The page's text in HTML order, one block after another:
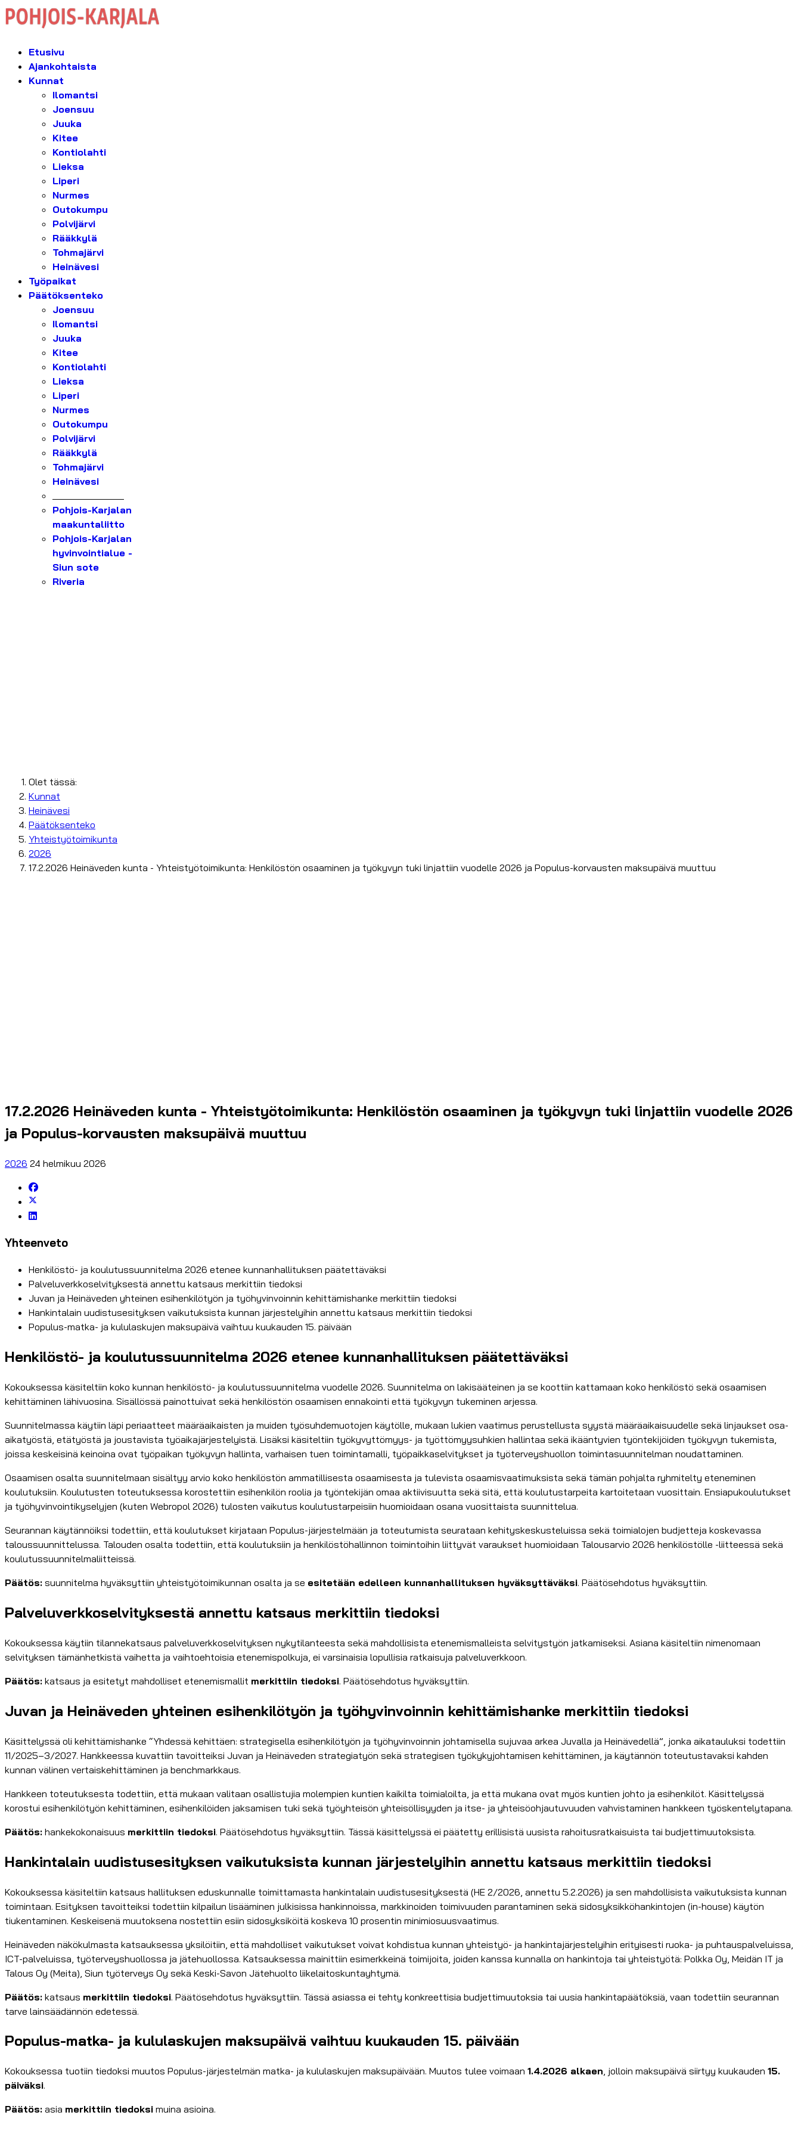
Etusivu
Ajankohtaista
Kunnat
Ilomantsi
Joensuu
Juuka
Kitee
Kontiolahti
Lieksa
Liperi
Nurmes
Outokumpu
Polvijärvi
Rääkkylä
Tohmajärvi
Heinävesi
Työpaikat
Päätöksenteko
Joensuu
Ilomantsi
Juuka
Kitee
Kontiolahti
Lieksa
Liperi
Nurmes
Outokumpu
Polvijärvi
Rääkkylä
Tohmajärvi
Heinävesi
Pohjois-Karjalan
maakuntaliitto
Pohjois-Karjalan
hyvinvointialue -
Siun sote
Riveria
Olet tässä:
Kunnat
Heinävesi
Päätöksenteko
Yhteistyötoimikunta
2026
17.2.2026 Heinäveden kunta - Yhteistyötoimikunta: Henkilöstön osaaminen ja työkyvyn tuki linjattiin vuodelle 2026 ja Populus-korvausten maksupäivä muuttuu
17.2.2026 Heinäveden kunta - Yhteistyötoimikunta: Henkilöstön osaaminen ja työkyvyn tuki linjattiin vuodelle 2026
ja Populus-korvausten maksupäivä muuttuu
2026 24 helmikuu 2026
Yhteenveto
Henkilöstö- ja koulutussuunnitelma 2026 etenee kunnanhallituksen päätettäväksi
Palveluverkkoselvityksestä annettu katsaus merkittiin tiedoksi
Juvan ja Heinäveden yhteinen esihenkilötyön ja työhyvinvoinnin kehittämishanke merkittiin tiedoksi
Hankintalain uudistusesityksen vaikutuksista kunnan järjestelyihin annettu katsaus merkittiin tiedoksi
Populus-matka- ja kululaskujen maksupäivä vaihtuu kuukauden 15. päivään
Henkilöstö- ja koulutussuunnitelma 2026 etenee kunnanhallituksen päätettäväksi
Kokouksessa käsiteltiin koko kunnan henkilöstö- ja koulutussuunnitelma vuodelle 2026. Suunnitelma on lakisääteinen ja se koottiin kattamaan koko henkilöstö sekä osaamisen
kehittäminen lähivuosina. Sisällössä painottuivat sekä henkilöstön osaamisen ennakointi että työkyvyn tukeminen arjessa.
Suunnitelmassa käytiin läpi periaatteet määräaikaisten ja muiden työsuhdemuotojen käytölle, mukaan lukien vaatimus perustellusta syystä määräaikaisuudelle sekä linjaukset osa-
aikatyöstä, etätyöstä ja joustavista työaikajärjestelyistä. Lisäksi käsiteltiin työkyvyttömyys- ja työttömyysuhkien hallintaa sekä ikääntyvien työntekijöiden työkyvyn tukemista,
joissa keskeisinä keinoina ovat työpaikan työkyvyn hallinta, varhaisen tuen toimintamalli, työpaikkaselvitykset ja työterveyshuollon toimintasuunnitelman noudattaminen.
Osaamisen osalta suunnitelmaan sisältyy arvio koko henkilöstön ammatillisesta osaamisesta ja tulevista osaamisvaatimuksista sekä tämän pohjalta ryhmitelty eteneminen
koulutuksiin. Koulutusten toteutuksessa korostettiin esihenkilön roolia ja työntekijän omaa aktiivisuutta sekä sitä, että koulutustarpeita kartoitetaan vuosittain. Ensiapukoulutukset
ja työhyvinvointikyselyjen (kuten Webropol 2026) tulosten vaikutus koulutustarpeisiin huomioidaan osana vuosittaista suunnittelua.
Seurannan käytännöiksi todettiin, että koulutukset kirjataan Populus-järjestelmään ja toteutumista seurataan kehityskeskusteluissa sekä toimialojen budjetteja koskevassa
taloussuunnittelussa. Talouden osalta todettiin, että koulutuksiin ja henkilöstöhallinnon toimintoihin liittyvät varaukset huomioidaan Talousarvio 2026 henkilöstölle -liitteessä sekä
koulutussuunnitelmaliitteissä.
Päätös: suunnitelma hyväksyttiin yhteistyötoimikunnan osalta ja se esitetään edelleen kunnanhallituksen hyväksyttäväksi. Päätösehdotus hyväksyttiin.
Palveluverkkoselvityksestä annettu katsaus merkittiin tiedoksi
Kokouksessa käytiin tilannekatsaus palveluverkkoselvityksen nykytilanteesta sekä mahdollisista etenemismalleista selvitystyön jatkamiseksi. Asiana käsiteltiin nimenomaan
selvityksen tämänhetkistä vaihetta ja vaihtoehtoisia etenemispolkuja, ei varsinaisia lopullisia ratkaisuja palveluverkkoon.
Päätös: katsaus ja esitetyt mahdolliset etenemismallit merkittiin tiedoksi. Päätösehdotus hyväksyttiin.
Juvan ja Heinäveden yhteinen esihenkilötyön ja työhyvinvoinnin kehittämishanke merkittiin tiedoksi
Käsittelyssä oli kehittämishanke “Yhdessä kehittäen: strategisella esihenkilötyön ja työhyvinvoinnin johtamisella sujuvaa arkea Juvalla ja Heinävedellä”, jonka aikatauluksi todettiin
11/2025–3/2027. Hankkeessa kuvattiin tavoitteiksi Juvan ja Heinäveden strategiatyön sekä strategisen työkykyjohtamisen kehittäminen, ja käytännön toteutustavaksi kahden
kunnan välinen vertaiskehittäminen ja benchmarkkaus.
Hankkeen toteutuksesta todettiin, että mukaan valitaan osallistujia molempien kuntien kaikilta toimialoilta, ja että mukana ovat myös kuntien johto ja esihenkilöt. Käsittelyssä
korostui esihenkilötyön kehittäminen, esihenkilöiden jaksamisen tuki sekä työyhteisön yhteisöllisyyden ja itse- ja yhteisöohjautuvuuden vahvistaminen hankkeen työskentelytapana.
Päätös: hankekokonaisuus merkittiin tiedoksi. Päätösehdotus hyväksyttiin. Tässä käsittelyssä ei päätetty erillisistä uusista rahoitusratkaisuista tai budjettimuutoksista.
Hankintalain uudistusesityksen vaikutuksista kunnan järjestelyihin annettu katsaus merkittiin tiedoksi
Kokouksessa käsiteltiin katsaus hallituksen eduskunnalle toimittamasta hankintalain uudistusesityksestä (HE 2/2026, annettu 5.2.2026) ja sen mahdollisista vaikutuksista kunnan
toimintaan. Esityksen tavoitteiksi todettiin kilpailun lisääminen julkisissa hankinnoissa, markkinoiden toimivuuden parantaminen sekä sidosyksikköhankintojen (in-house) käytön
tiukentaminen. Keskeisenä muutoksena nostettiin esiin sidosyksiköitä koskeva 10 prosentin minimiosuusvaatimus.
Heinäveden näkökulmasta katsauksessa yksilöitiin, että mahdolliset vaikutukset voivat kohdistua kunnan yhteistyö- ja hankintajärjestelyihin erityisesti ruoka- ja puhtauspalveluissa,
ICT-palveluissa, työterveyshuollossa ja jätehuollossa. Katsauksessa mainittiin esimerkkeinä toimijoita, joiden kanssa kunnalla on hankintoja tai yhteistyötä: Polkka Oy, Meidän IT ja
Talous Oy (Meita), Siun työterveys Oy sekä Keski-Savon Jätehuolto liikelaitoskuntayhtymä.
Päätös: katsaus merkittiin tiedoksi. Päätösehdotus hyväksyttiin. Tässä asiassa ei tehty konkreettisia budjettimuutoksia tai uusia hankintapäätöksiä, vaan todettiin seurannan
tarve lainsäädännön edetessä.
Populus-matka- ja kululaskujen maksupäivä vaihtuu kuukauden 15. päivään
Kokouksessa tuotiin tiedoksi muutos Populus-järjestelmän matka- ja kululaskujen maksupäivään. Muutos tulee voimaan 1.4.2026 alkaen, jolloin maksupäivä siirtyy kuukauden 15.
päiväksi.
Päätös: asia merkittiin tiedoksi muina asioina.